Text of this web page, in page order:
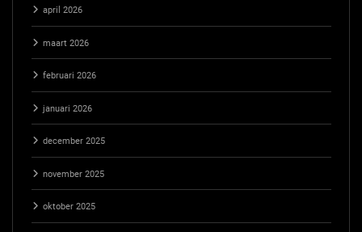
april 2026
maart 2026
februari 2026
januari 2026
december 2025
november 2025
oktober 2025